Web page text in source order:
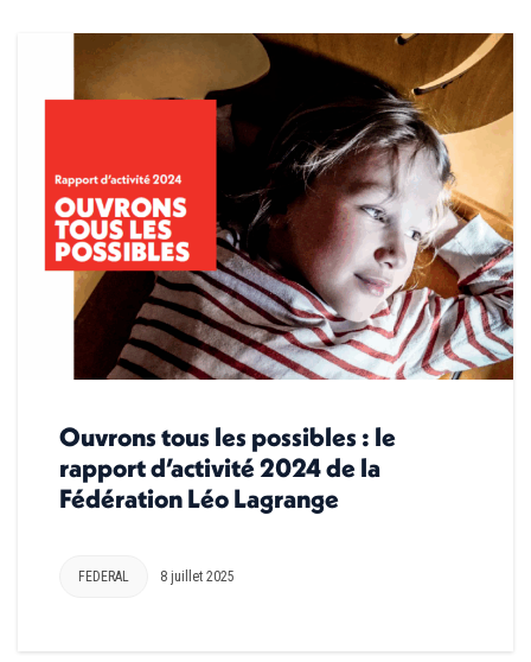
Ouvrons tous les possibles : le
rapport d’activité 2024 de la
Fédération Léo Lagrange
FEDERAL 8 juillet 2025